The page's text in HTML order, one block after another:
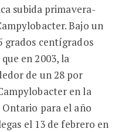
subida primavera-
Bajo un
grados centígrados
en 2003, la
de un 28 por
en la
para el año
el 13 de febrero en